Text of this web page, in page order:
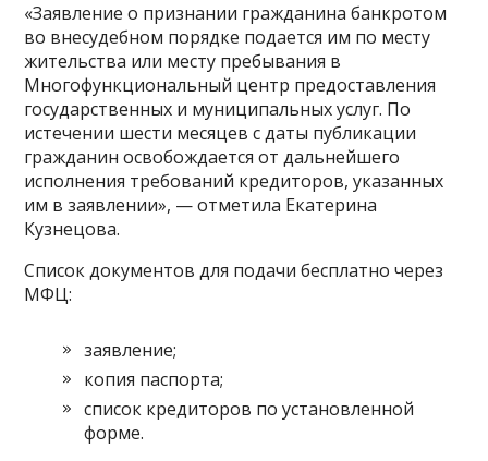
«Заявление о признании гражданина банкротом
во внесудебном порядке подается им по месту
жительства или месту пребывания в
Многофункциональный центр предоставления
государственных и муниципальных услуг. По
истечении шести месяцев с даты публикации
гражданин освобождается от дальнейшего
исполнения требований кредиторов, указанных
им в заявлении», — отметила Екатерина
Кузнецова.
Список документов для подачи бесплатно через
МФЦ:
заявление;
копия паспорта;
список кредиторов по установленной
форме.